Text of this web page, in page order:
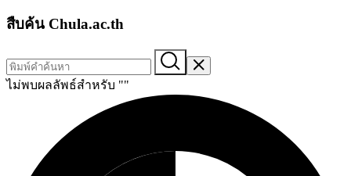
สืบค้น Chula.ac.th
ไม่พบผลลัพธ์สำหรับ ""